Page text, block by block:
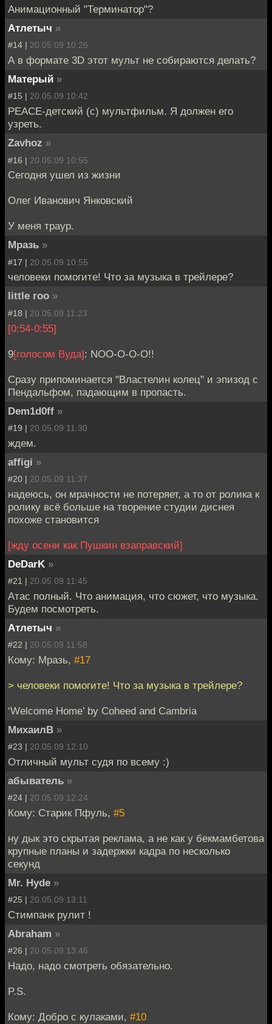
Анимационный "Терминатор"?
Атлетыч »
#14 | 20.05.09 10:26
А в формате 3D этот мульт не собираются делать?
Матерый »
#15 | 20.05.09 10:42
РЕАСЕ-детский (с) мультфильм. Я должен его
узреть.
Zavhoz »
#16 | 20.05.09 10:55
Сегодня ушел из жизни
Олег Иванович Янковский
У меня траур.
Мразь »
#17 | 20.05.09 10:55
человеки помогите! Что за музыка в трейлере?
little roo »
#18 | 20.05.09 11:23
[0:54-0:55]
9[голосом Вуда]: NOO-O-O-O!!
Сразу припоминается "Властелин колец" и эпизод с
Пендальфом, падающим в пропасть.
Dem1d0ff »
#19 | 20.05.09 11:30
ждем.
affigi »
#20 | 20.05.09 11:37
надеюсь, он мрачности не потеряет, а то от ролика к
ролику всё больше на творение студии диснея
похоже становится
[жду осени как Пушкин взаправский]
DeDarK »
#21 | 20.05.09 11:45
Атас полный. Что анимация, что сюжет, что музыка.
Будем посмотреть.
Атлетыч »
#22 | 20.05.09 11:58
Кому: Мразь, #17
> человеки помогите! Что за музыка в трейлере?
‘Welcome Home’ by Coheed and Cambria
МихаилВ »
#23 | 20.05.09 12:10
Отличный мульт судя по всему :)
абыватель »
#24 | 20.05.09 12:24
Кому: Старик Пфуль, #5
ну дык это скрытая реклама, а не как у бекмамбетова
крупные планы и задержки кадра по несколько
секунд
Mr. Hyde »
#25 | 20.05.09 13:11
Стимпанк рулит !
Abraham »
#26 | 20.05.09 13:46
Надо, надо смотреть обязательно.
P.S.
Кому: Добро с кулаками, #10